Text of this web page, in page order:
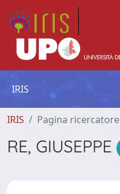
IRIS
IRIS Pagina ricercatore
RE, GIUSEPPE